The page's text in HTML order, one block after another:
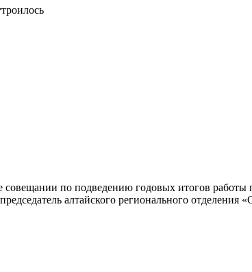
по подведению годовых итогов работы
алтайского регионального